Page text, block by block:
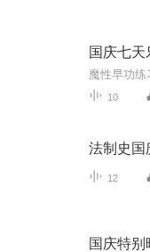
国庆七天
魔性早功练
10
法制史国
12
国庆特别